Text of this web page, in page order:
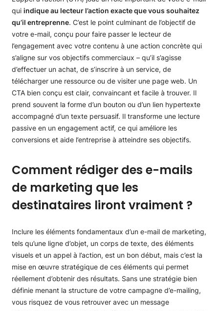
qui indique au lecteur l’action exacte que vous souhaitez
qu’il entreprenne. C’est le point culminant de l’objectif de
votre e-mail, conçu pour faire passer le lecteur de
l’engagement avec votre contenu à une action concrète qui
s’aligne sur vos objectifs commerciaux – qu’il s’agisse
d’effectuer un achat, de s’inscrire à un service, de
télécharger une ressource ou de visiter une page web. Un
CTA bien conçu est clair, convaincant et facile à trouver. Il
prend souvent la forme d’un bouton ou d’un lien hypertexte
accompagné d’un texte persuasif. Il transforme une lecture
passive en un engagement actif, ce qui améliore les
conversions et aide l’entreprise à atteindre ses objectifs.
Comment rédiger des e-mails
de marketing que les
destinataires liront vraiment ?
Inclure les éléments fondamentaux d’un e-mail de marketing,
tels qu’une ligne d’objet, un corps de texte, des éléments
visuels et un appel à l’action, est un bon début, mais c’est la
mise en œuvre stratégique de ces éléments qui permet
réellement d’obtenir des résultats. Sans une stratégie bien
définie menant la structure de votre campagne d’e-mailing,
vous risquez de vous retrouver avec un message